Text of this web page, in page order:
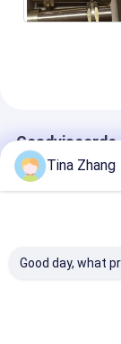
Tina Zhang
Good day, what